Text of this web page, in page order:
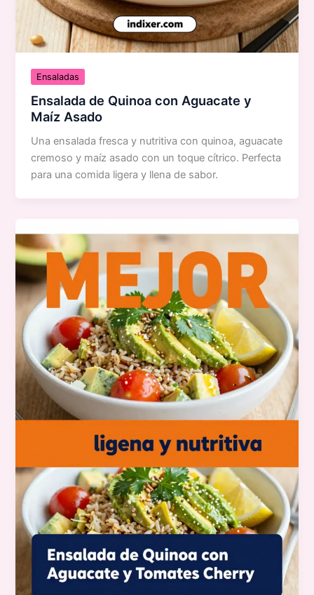
Ensaladas
Ensalada de Quinoa con Aguacate y
Maíz Asado
Una ensalada fresca y nutritiva con quinoa, aguacate
cremoso y maíz asado con un toque cítrico. Perfecta
para una comida ligera y llena de sabor.